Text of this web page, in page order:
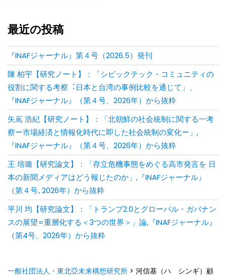
最近の投稿
『INAFジャーナル』第４号（2026.5）発刊
陳 柏宇【研究ノート】：「シビックテック・コミュニティの
役割に関する考察︓⽇本と台湾の事例⽐較を通じて」、
『INAFジャーナル』（第４号、2026年）から抜粋
矢嶌 浩紀【研究ノート】：「北朝鮮の社会統制に関する一考
察ー市場経済と情報化時代に即した社会統制の変化ー」,
『INAFジャーナル』（第４号、2026年）から抜粋
王 培璐【研究論文】：「存⽴危機事態をめぐる⾼市発⾔を ⽇
本の新聞メディアはどう報じたのか」,『INAFジャーナル』
（第４号､2026年）から抜粋
平川 均【研究論文】：「トランプ2.0とグローバル・ガバナン
スの展望=重層化する＜3つの世界＞」論,『INAFジャーナル』
（第4号、2026年）から抜粋
一般社団法人・東北亞未来構想研究所 > 河信基（ハ シンギ）顧